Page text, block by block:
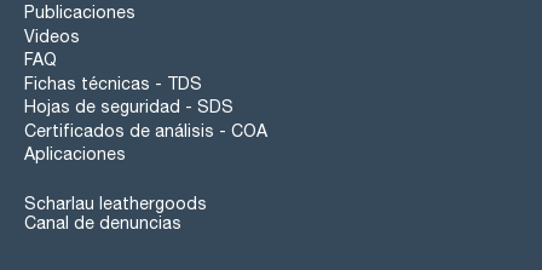
Publicaciones
Videos
FAQ
Fichas técnicas - TDS
Hojas de seguridad - SDS
Certificados de análisis - COA
Aplicaciones
Scharlau leathergoods
Canal de denuncias